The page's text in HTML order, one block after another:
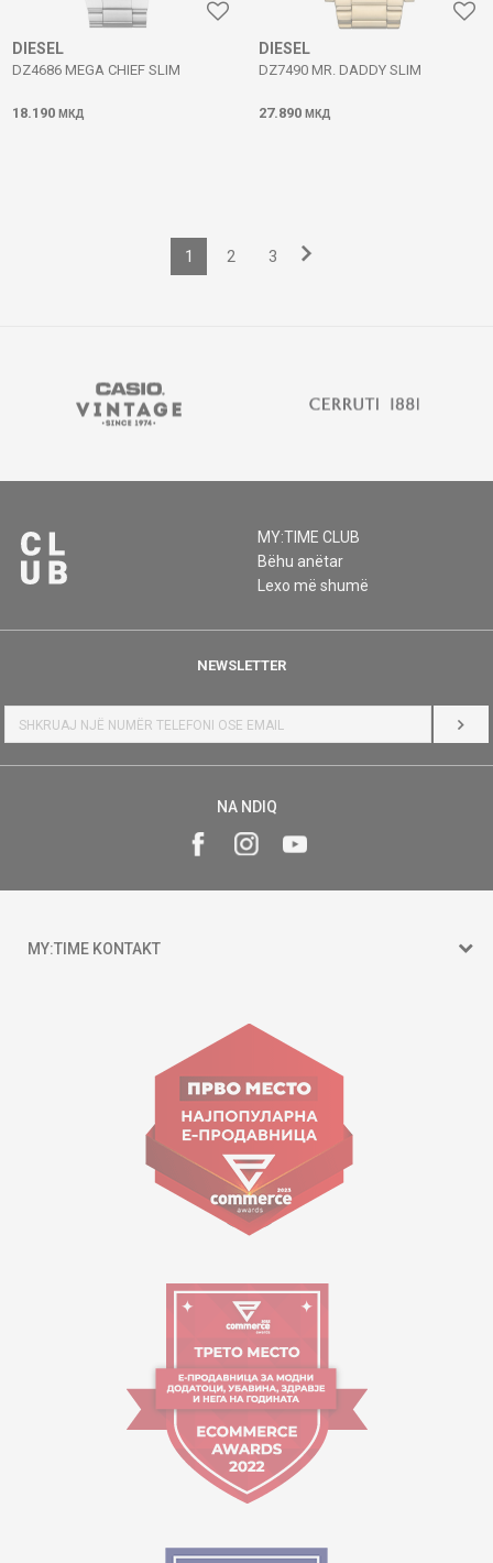
DIESEL
DZ4686 MEGA CHIEF SLIM
18.190 МКД
DIESEL
DZ7490 MR. DADDY SLIM
27.890 МКД
1 2 3
MY:TIME CLUB
Bëhu anëtar
Lexo më shumë
NEWSLETTER
HYR
NA NDIQ
MY:TIME KONTAKT
Goce Nikolovski 74 Shkup
contact@mytime.mk
Orari i punës:
09:00 - 17:00